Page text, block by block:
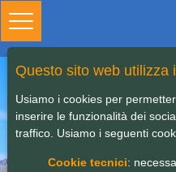
Toggle
visit
Questo sito web utilizza
Usiamo i cookies per
inserire le funzionalità dei
traffico. Usiamo i seguenti
Cookie tecnici: